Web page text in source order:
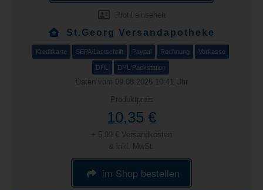
Profil einsehen
St.Georg Versandapotheke
Kreditkarte SEPA/Lastschrift Paypal Rechnung Vorkasse
DHL DHL Packstation
Daten vom 09.08.2026 10:41 Uhr
Produktpreis
10,35 €
+ 5,99 € Versandkosten
& inkl. MwSt.
im Shop bestellen